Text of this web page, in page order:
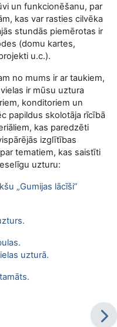
un funkcionēšanu, par
kas var rasties cilvēka
stundās piemērotas ir
(domu kartes,
u.c.).
no mums ir ar taukiem,
ir mūsu uztura
konditoriem un
papildus skolotāja rīcībā
kas paredzēti
izglītības
tematiem, kas saistīti
uzturu:
„Gumijas lācīši”
uzturā.